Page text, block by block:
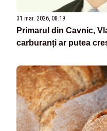
31 mar. 2026, 08:19
Primarul din Cavnic,
carburanți ar putea